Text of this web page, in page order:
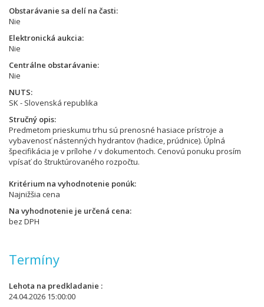
Obstarávanie sa delí na časti
Nie
Elektronická aukcia
Nie
Centrálne obstarávanie
Nie
NUTS
SK - Slovenská republika
Stručný opis
Predmetom prieskumu trhu sú prenosné hasiace prístroje a
vybavenosť nástenných hydrantov (hadice, prúdnice). Úplná
špecifikácia je v prílohe / v dokumentoch. Cenovú ponuku prosím
vpísať do štruktúrovaného rozpočtu.
Kritérium na vyhodnotenie ponúk
Najnižšia cena
Na vyhodnotenie je určená cena
bez DPH
Termíny
Lehota na predkladanie
24.04.2026 15:00:00